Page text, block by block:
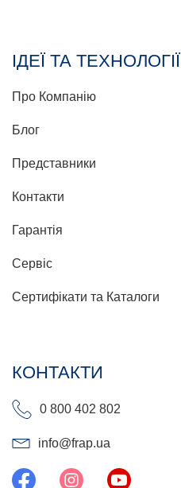
ІДЕЇ ТА ТЕХНОЛОГІЇ
Про Компанію
Блог
Представники
Контакти
Гарантія
Сервіс
Сертифікати та Каталоги
КОНТАКТИ
0 800 402 802
info@frap.ua